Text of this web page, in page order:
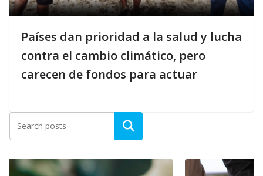
Países dan prioridad a la salud y lucha
contra el cambio climático, pero
carecen de fondos para actuar